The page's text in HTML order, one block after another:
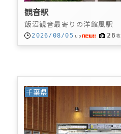
観音駅
飯沼観音最寄りの洋館風駅
2026/08/05 up 28枚
千葉県